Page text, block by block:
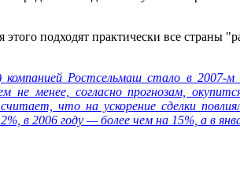
подходят практически все страны
Ростсельмаш стало в 2007-
менее, согласно прогнозам,
что на ускорение сделки
в 2006 году — более чем на 15%, а в